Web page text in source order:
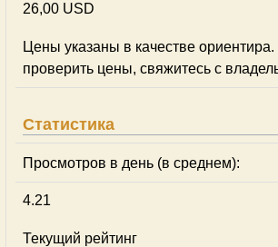
26,00 USD
Цены указаны в качестве
проверить цены, свяжитесь с
Статистика
Просмотров в день (в среднем):
4.21
Текущий рейтинг